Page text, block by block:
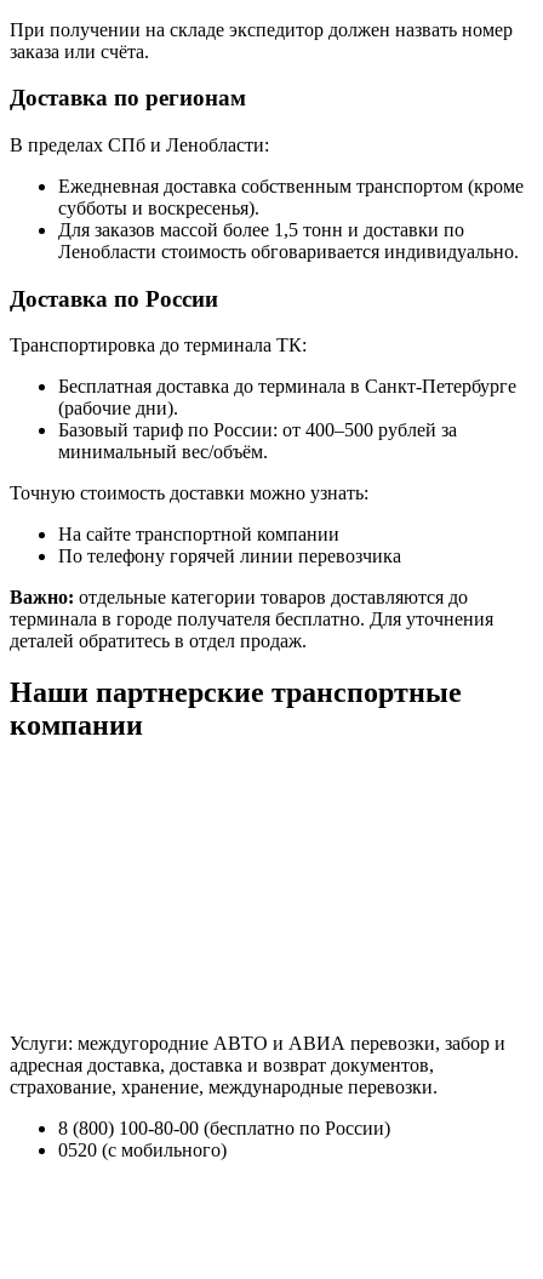
При получении на складе экспедитор должен назвать номер
заказа или счёта.
Доставка по регионам
В пределах СПб и Ленобласти:
Ежедневная доставка собственным транспортом (кроме
субботы и воскресенья).
Для заказов массой более 1,5 тонн и доставки по
Ленобласти стоимость обговаривается индивидуально.
Доставка по России
Транспортировка до терминала ТК:
Бесплатная доставка до терминала в Санкт-Петербурге
(рабочие дни).
Базовый тариф по России: от 400–500 рублей за
минимальный вес/объём.
Точную стоимость доставки можно узнать:
На сайте транспортной компании
По телефону горячей линии перевозчика
Важно: отдельные категории товаров доставляются до
терминала в городе получателя бесплатно. Для уточнения
деталей обратитесь в отдел продаж.
Наши партнерские транспортные
компании
Услуги: междугородние АВТО и АВИА перевозки, забор и
адресная доставка, доставка и возврат документов,
страхование, хранение, международные перевозки.
8 (800) 100-80-00 (бесплатно по России)
0520 (с мобильного)